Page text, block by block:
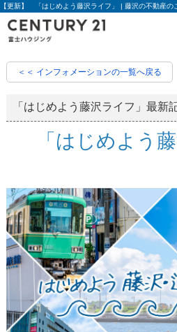
【更新】 「はじめよう藤沢ライフ」 | 藤沢の不動産
＜＜ インフォメーションの一覧へ戻る
「はじめよう藤沢ライフ」最新
「はじめよう